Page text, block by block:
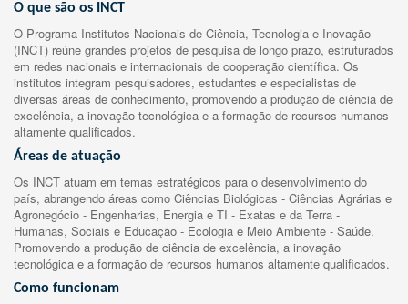
O que são os INCT
O Programa Institutos Nacionais de Ciência, Tecnologia e Inovação
(INCT) reúne grandes projetos de pesquisa de longo prazo, estruturados
em redes nacionais e internacionais de cooperação científica. Os
institutos integram pesquisadores, estudantes e especialistas de
diversas áreas de conhecimento, promovendo a produção de ciência de
excelência, a inovação tecnológica e a formação de recursos humanos
altamente qualificados.
Áreas de atuação
Os INCT atuam em temas estratégicos para o desenvolvimento do
país, abrangendo áreas como Ciências Biológicas - Ciências Agrárias e
Agronegócio - Engenharias, Energia e TI - Exatas e da Terra -
Humanas, Sociais e Educação - Ecologia e Meio Ambiente - Saúde.
Promovendo a produção de ciência de excelência, a inovação
tecnológica e a formação de recursos humanos altamente qualificados.
Como funcionam